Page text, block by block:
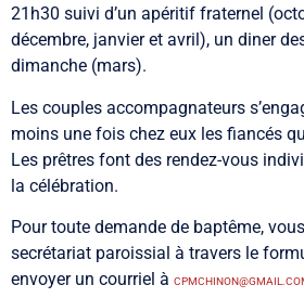
21h30 suivi d’un apéritif fraternel
décembre, janvier et avril), un diner
dimanche (mars).
Les couples accompagnateurs
moins une fois chez eux les fiancés
Les prêtres font des rendez-vous
la célébration.
Pour toute demande de baptême,
secrétariat paroissial à travers le
envoyer un courriel à